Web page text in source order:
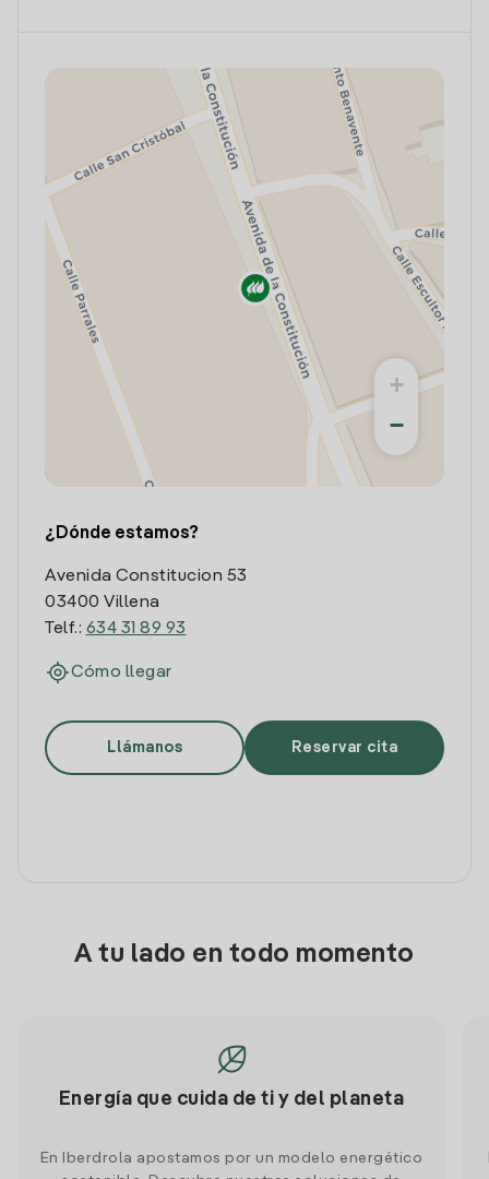
+
−
¿Dónde estamos?
Avenida Constitucion 53
03400 Villena
Telf.: 634 31 89 93
Cómo llegar
Llámanos Reservar cita
A tu lado en todo momento
Energía que cuida de ti y del planeta
En Iberdrola apostamos por un modelo energético